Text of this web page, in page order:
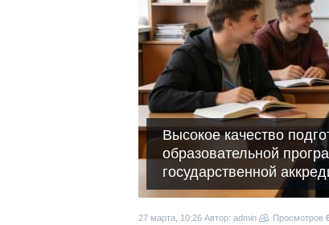
Высокое качество
образовательной
государственной
27 марта, 10:26 Автор: admin Просмотров